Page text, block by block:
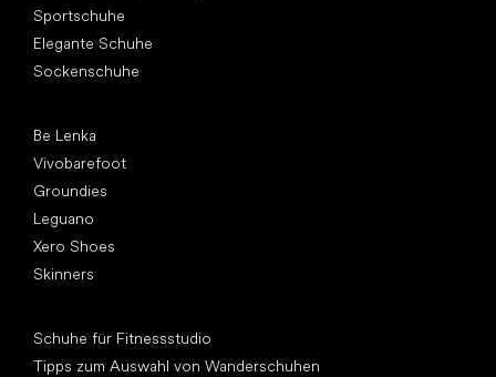
Sportschuhe
Elegante Schuhe
Sockenschuhe
Be Lenka
Vivobarefoot
Groundies
Leguano
Xero Shoes
Skinners
Schuhe für Fitnessstudio
Tipps zum Auswahl von Wanderschuhen